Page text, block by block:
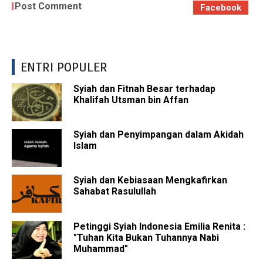
Post Comment Facebook
ENTRI POPULER
Syiah dan Fitnah Besar terhadap
Khalifah Utsman bin Affan
Syiah dan Penyimpangan dalam Akidah
Islam
Syiah dan Kebiasaan Mengkafirkan
Sahabat Rasulullah
Petinggi Syiah Indonesia Emilia Renita :
"Tuhan Kita Bukan Tuhannya Nabi
Muhammad"